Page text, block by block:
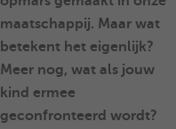
maatschappij. Maar wat
betekent het eigenlijk?
Meer nog, wat als jouw
kind ermee
geconfronteerd wordt?